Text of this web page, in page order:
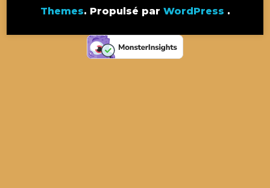
Themes. Propulsé par WordPress .